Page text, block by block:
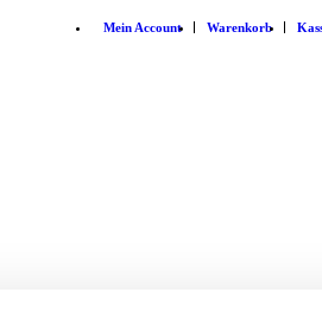
Mein Account Warenkorb